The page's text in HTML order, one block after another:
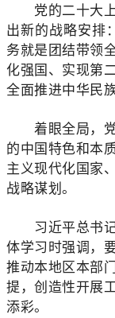
党的二十大上
出新的战略安排
务就是团结带领
化强国、实现第
全面推进中华民
着眼全局，党
的中国特色和本
主义现代化国家
战略谋划。
习近平总书记
体学习时强调，
推动本地区本部
提，创造性开展
添彩。